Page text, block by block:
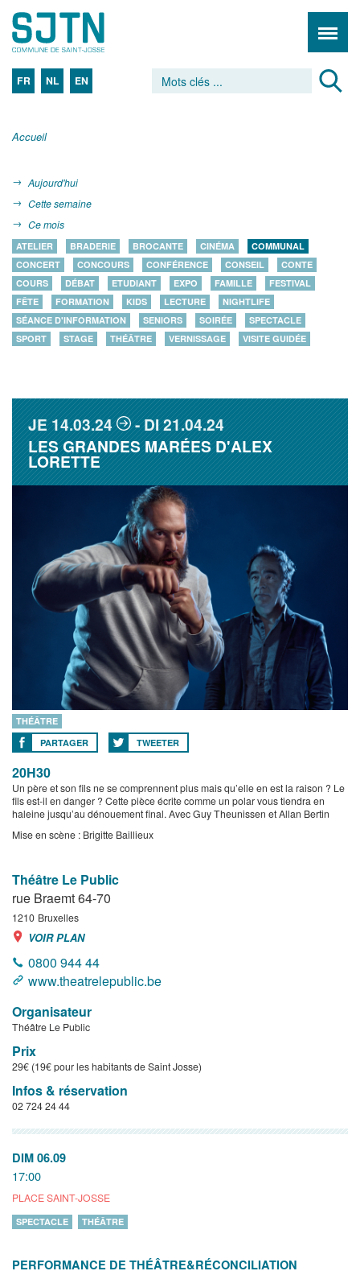
FR NL EN
Accueil
Aujourd'hui
Cette semaine
Ce mois
ATELIER BRADERIE BROCANTE CINÉMA
COMMUNAL
CONCERT
CONCOURS CONFÉRENCE CONSEIL
CONTE
COURS
DÉBAT ETUDIANT EXPO FAMILLE
FESTIVAL
FÊTE
FORMATION KIDS LECTURE
NIGHTLIFE
SÉANCE D'INFORMATION
SENIORS SOIRÉE
SPECTACLE
SPORT
STAGE THÉÂTRE VERNISSAGE VISITE GUIDÉE
JE14.03.24 DI21.04.24
LES GRANDES MARÉES D'ALEX
LORETTE
THÉÂTRE
PARTAGER
TWEETER
20H30
Un père et son fils ne se comprennent plus mais qu’elle en est la raison ? Le
fils est-il en danger ? Cette pièce écrite comme un polar vous tiendra en
haleine jusqu’au dénouement final. Avec Guy Theunissen et Allan Bertin
Mise en scène : Brigitte Baillieux
Théâtre Le Public
rue Braemt 64-70
1210 Bruxelles
VOIR PLAN
0800 944 44
www.theatrelepublic.be
Organisateur
Théâtre Le Public
Prix
29€ (19€ pour les habitants de Saint Josse)
Infos & réservation
02 724 24 44
DIM 06.09
17:00
PLACE SAINT-JOSSE
SPECTACLE THÉÂTRE
PERFORMANCE DE THÉÂTRE&RÉCONCILIATION